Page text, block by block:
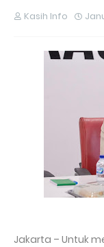
Kasih Info
Jakarta – Untuk